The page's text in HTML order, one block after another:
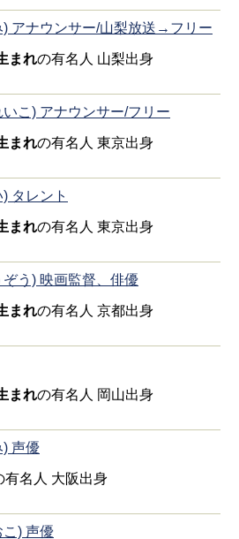
) アナウンサー/山梨放送→フリー
まれの有名人 山梨出身
こ) アナウンサー/フリー
まれの有名人 東京出身
タレント
まれの有名人 東京出身
う) 映画監督、俳優
まれの有名人 京都出身
まれの有名人 岡山出身
) 声優
有名人 大阪出身
) 声優